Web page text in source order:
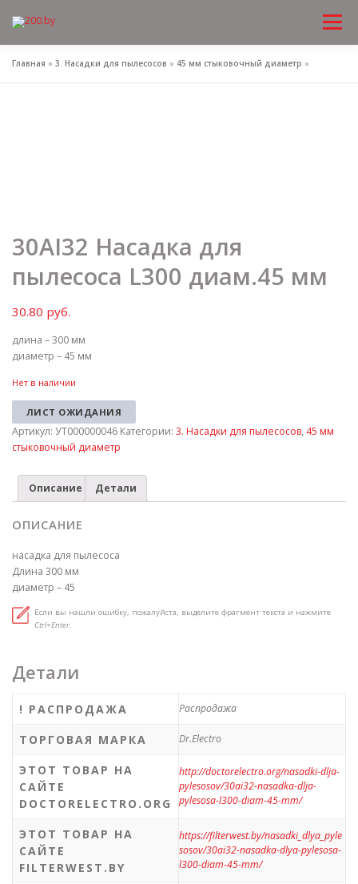
Главная » 3. Насадки для пылесосов » 45 мм стыковочный диаметр »
30AI32 Насадка для
пылесоса L300 диам.45 мм
30.80 руб.
длина – 300 мм
диаметр – 45 мм
Нет в наличии
ЛИСТ ОЖИДАНИЯ
Артикул: УТ000000046 Категории: 3. Насадки для пылесосов, 45 мм
стыковочный диаметр
Описание Детали
ОПИСАНИЕ
насадка для пылесоса
Длина 300 мм
диаметр – 45
Если вы нашли ошибку, пожалуйста, выделите фрагмент текста и нажмите
Ctrl+Enter.
Детали
! РАСПРОДАЖА Распродажа
ТОРГОВАЯ МАРКА Dr.Electro
ЭТОТ ТОВАР НА
САЙТЕ
DOCTORELECTRO.ORG
http://doctorelectro.org/nasadki-dlja-
pylesosov/30ai32-nasadka-dlja-
pylesosa-l300-diam-45-mm/
ЭТОТ ТОВАР НА
САЙТЕ
FILTERWEST.BY
https://filterwest.by/nasadki_dlya_pyle
sosov/30ai32-nasadka-dlya-pylesosa-
l300-diam-45-mm/